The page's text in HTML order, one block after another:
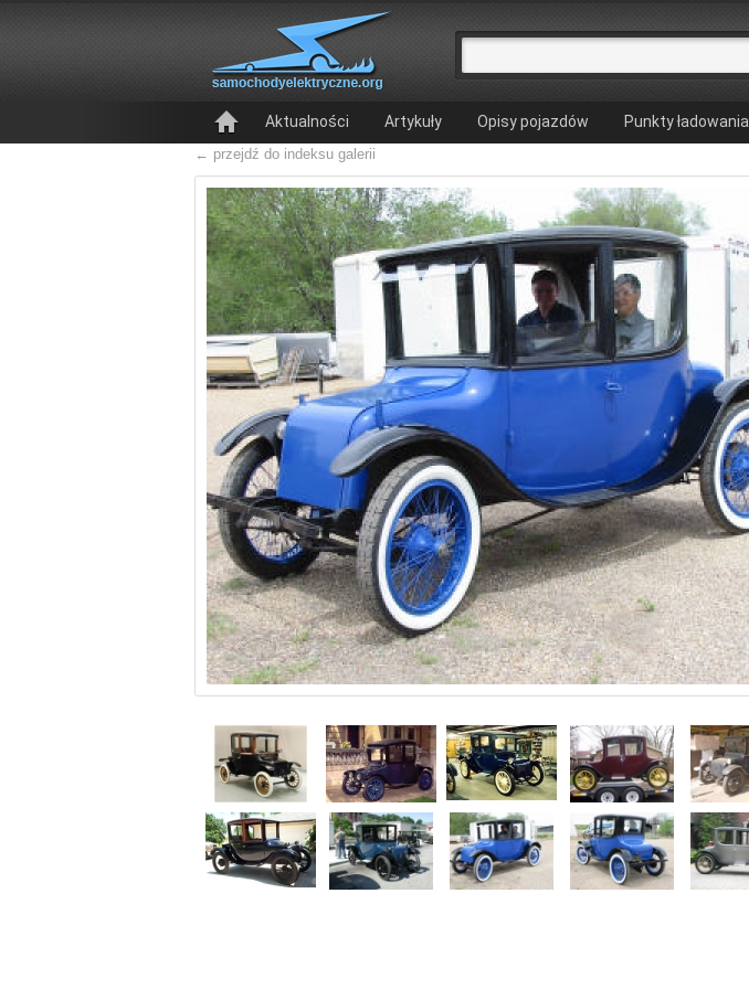
Aktualności Artykuły Opisy pojazdów Punkty ładowania
← przejdź do indeksu galerii